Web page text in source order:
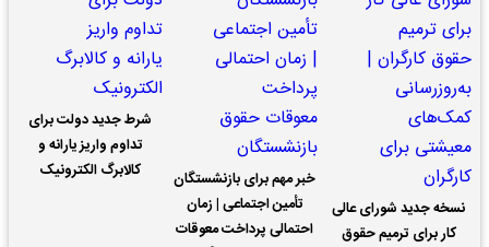
نسخه جدید شورای عالی
کار برای ترمیم حقوق
خبر مهم برای بازنشستگان
تأمین اجتماعی | زمان
احتمالی پرداخت معوقات
شرط جدید دولت برای
تداوم واریز یارانه و
کالابرگ الکترونیک